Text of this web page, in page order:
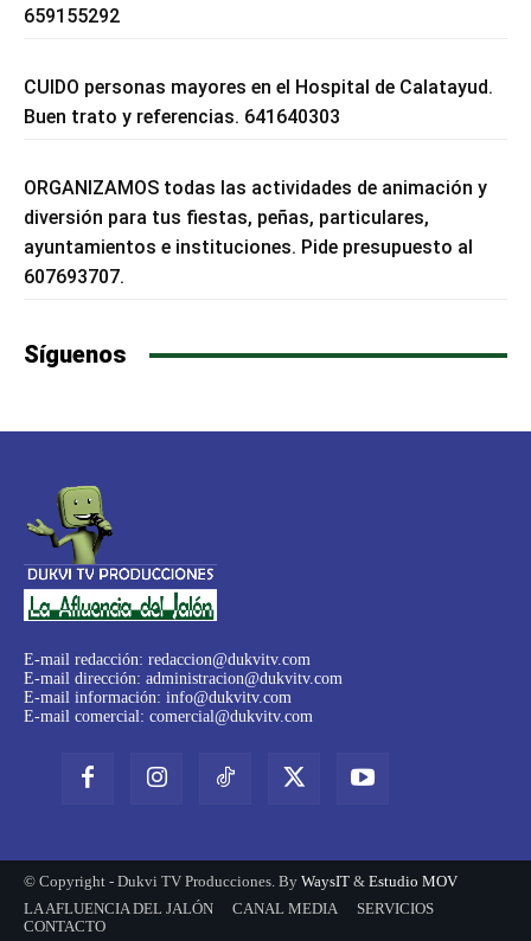
659155292
CUIDO personas mayores en el Hospital de Calatayud.
Buen trato y referencias. 641640303
ORGANIZAMOS todas las actividades de animación y
diversión para tus fiestas, peñas, particulares,
ayuntamientos e instituciones. Pide presupuesto al
607693707.
Síguenos
E-mail redacción: redaccion@dukvitv.com
E-mail dirección: administracion@dukvitv.com
E-mail información: info@dukvitv.com
E-mail comercial: comercial@dukvitv.com
© Copyright - Dukvi TV Producciones. By WaysIT & Estudio MOV
LA AFLUENCIA DEL JALÓN
CANAL MEDIA
SERVICIOS
CONTACTO